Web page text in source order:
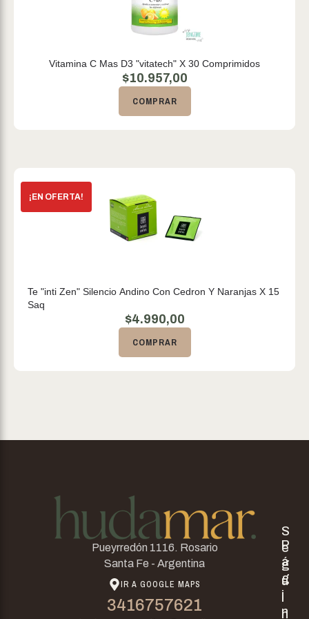
Vitamina C Mas D3 "vitatech" X 30 Comprimidos
$10.957,00
COMPRAR
Te "inti Zen" Silencio Andino Con Cedron Y Naranjas X 15
Saq
$4.990,00
COMPRAR
Pueyrredón 1116. Rosario
Santa Fe - Argentina
IR A GOOGLE MAPS
3416757621
P
á
g
i
n
S
e
g
u
n